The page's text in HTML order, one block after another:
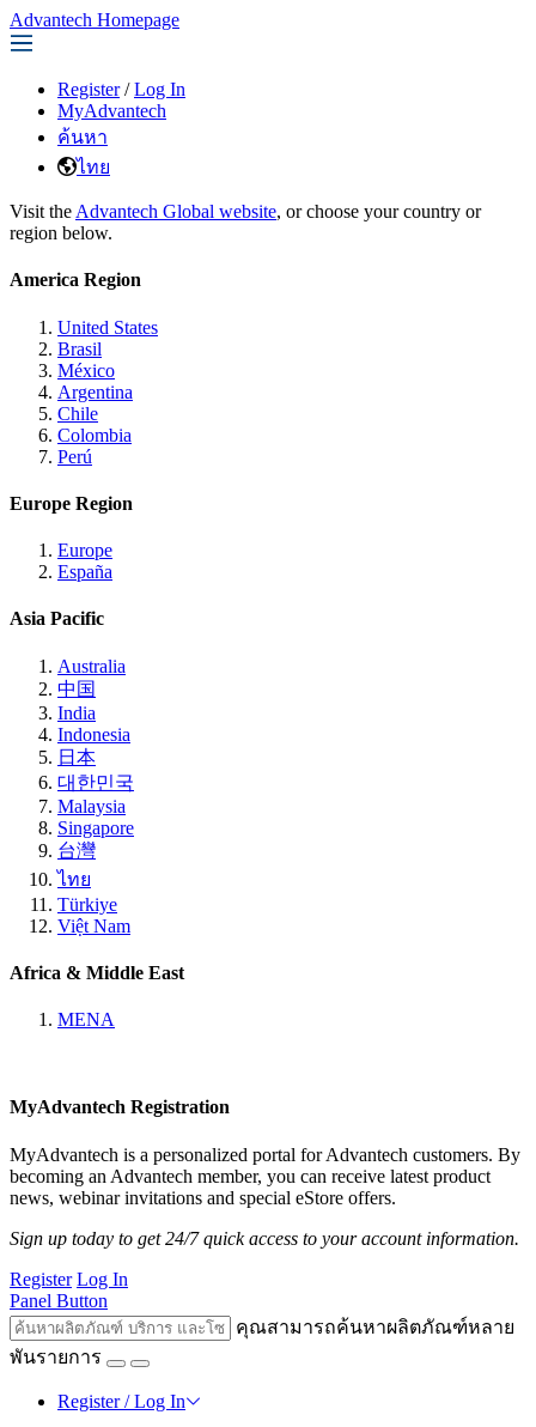
Advantech Homepage
Register / Log In
MyAdvantech
ค้นหา
ไทย
Visit the Advantech Global website, or choose your country or
region below.
America Region
United States
Brasil
México
Argentina
Chile
Colombia
Perú
Europe Region
Europe
España
Asia Pacific
Australia
中国
India
Indonesia
日本
대한민국
Malaysia
Singapore
台灣
ไทย
Türkiye
Việt Nam
Africa & Middle East
MENA
MyAdvantech Registration
MyAdvantech is a personalized portal for Advantech customers. By
becoming an Advantech member, you can receive latest product
news, webinar invitations and special eStore offers.
Sign up today to get 24/7 quick access to your account information.
Register Log In
Panel Button
คุณสามารถค้นหาผลิตภัณฑ์หลาย
พันรายการ
Register / Log In